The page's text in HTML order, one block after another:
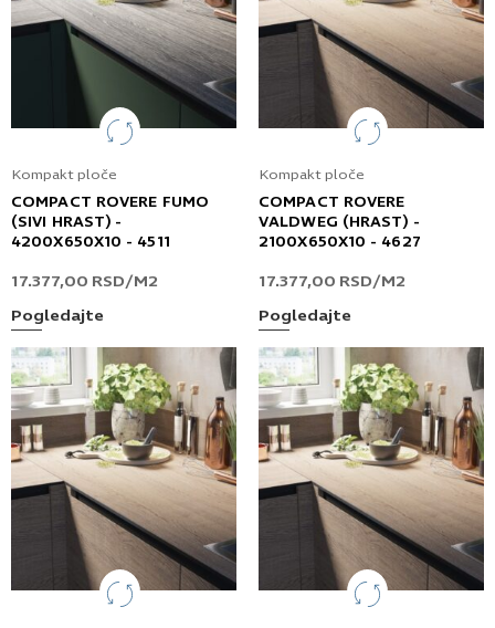
Kompakt ploče
COMPACT ROVERE FUMO
(SIVI HRAST) -
4200X650X10 - 4511
17.377,00 RSD/M2
Pogledajte
Kompakt ploče
COMPACT ROVERE
VALDWEG (HRAST) -
2100X650X10 - 4627
17.377,00 RSD/M2
Pogledajte